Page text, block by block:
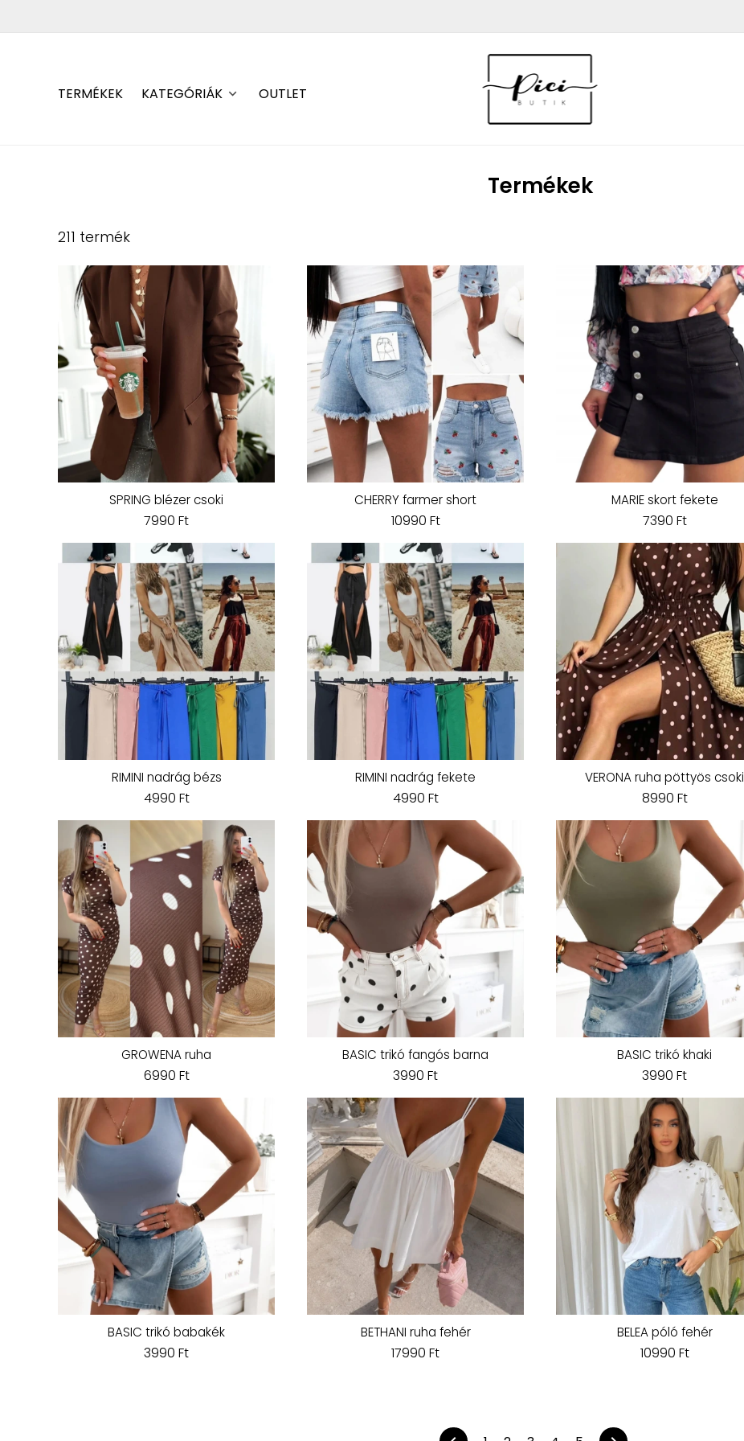
TERMÉKEK KATEGÓRIÁK OUTLET
Termékek
211 termék
SPRING blézer csoki
7990 Ft
CHERRY farmer short
10990 Ft
MARIE skort fekete
7390 Ft
RIMINI nadrág bézs
4990 Ft
RIMINI nadrág fekete
4990 Ft
VERONA ruha pöttyös csoki
8990 Ft
GROWENA ruha
6990 Ft
BASIC trikó fangós barna
3990 Ft
BASIC trikó khaki
3990 Ft
BASIC trikó babakék
3990 Ft
BETHANI ruha fehér
17990 Ft
BELEA póló fehér
10990 Ft